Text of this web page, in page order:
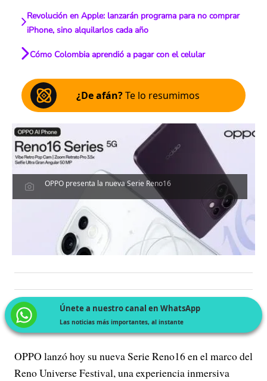
Revolución en Apple: lanzarán programa para no comprar
iPhone, sino alquilarlos cada año
Cómo Colombia aprendió a pagar con el celular
¿De afán?Te lo resumimos
OPPO presenta la nueva Serie Reno16
Únete a nuestro canal en WhatsApp
Las noticias más importantes, al instante
OPPO lanzó hoy su nueva Serie Reno16 en el marco del
Reno Universe Festival, una experiencia inmersiva